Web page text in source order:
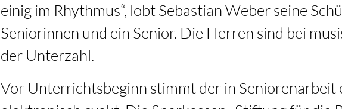
einig im Rhythmus“, lobt Sebastian Weber seine
Seniorinnen und ein Senior. Die Herren sind bei
der Unterzahl.
Vor Unterrichtsbeginn stimmt der in